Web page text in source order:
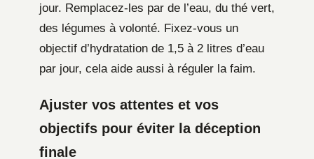
jour. Remplacez-les par de l’eau, du thé vert,
des légumes à volonté. Fixez-vous un
objectif d’hydratation de 1,5 à 2 litres d’eau
par jour, cela aide aussi à réguler la faim.
Ajuster vos attentes et vos
objectifs pour éviter la déception
finale